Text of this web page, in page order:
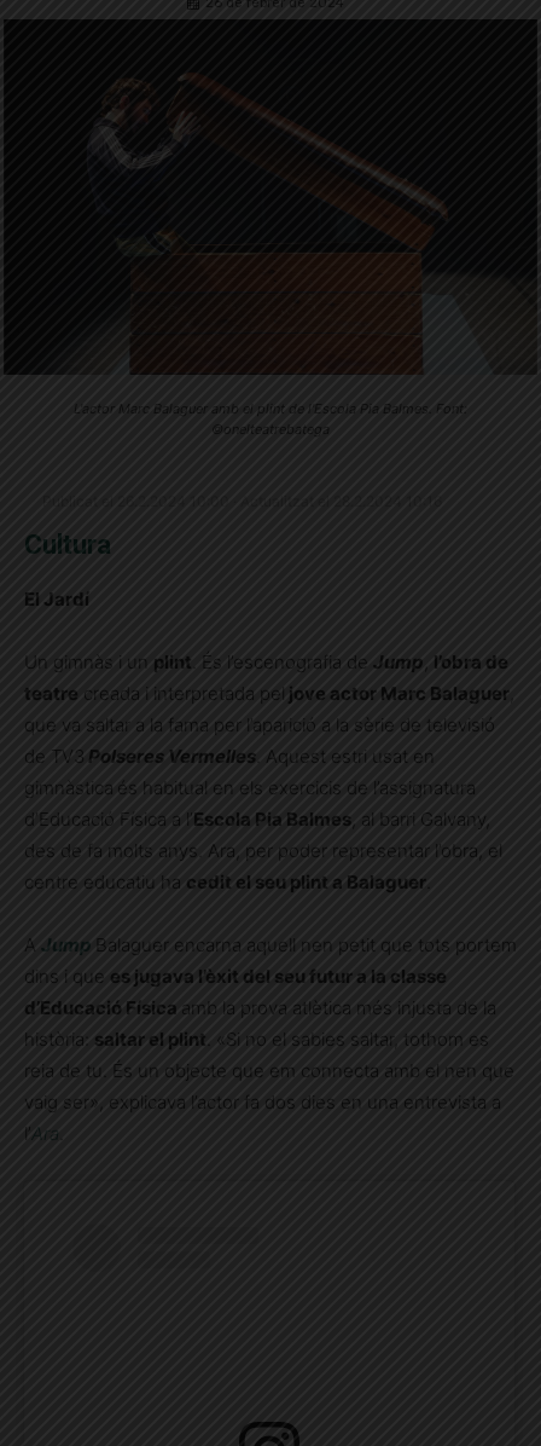
L'actor Marc Balaguer amb el plint de l'Escola Pia Balmes. Font:
©onelteatrebatega
Cultura
El Jardí
Un gimnàs i un plint . És l’escenografia de Jump, l’obra de
teatre creada i interpretada pel jove actor Marc Balaguer
que va saltar a la fama per l’aparició a la sèrie de televisió
de TV3 Polseres Vermelles . Aquest estri usat en
gimnàstica és habitual en els exercicis de l’assignatura
d’Educació Física a l’Escola Pia Balmes, al barri Galvany,
des de fa molts anys. Ara, per poder representar l’obra, el
centre educatiu ha cedit el seu plint a Balaguer.
A Jump Balaguer encarna aquell nen petit que tots portem
dins i que es jugava l’èxit del seu futur a la classe
d’Educació Física amb la prova atlètica més injusta de la
història: saltar el plint. «Si no el sabies saltar, tothom es
reia de tu. És un objecte que em connecta amb el nen que
vaig ser», explicava l’actor fa dos dies en una entrevista a
l’Ara